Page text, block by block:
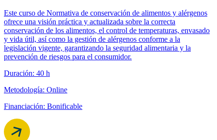
Este curso de Normativa de conservación de alimentos y alérgenos
ofrece una visión práctica y actualizada sobre la correcta
conservación de los alimentos, el control de temperaturas, envasado
y vida útil, así como la gestión de alérgenos conforme a la
legislación vigente, garantizando la seguridad alimentaria y la
prevención de riesgos para el consumidor.
Duración: 40 h
Metodología: Online
Financiación: Bonificable